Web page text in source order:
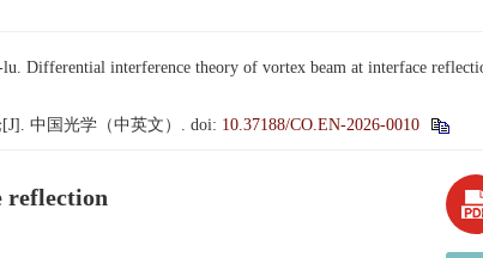
Differential interference theory of vortex beam at interface
中国光学（中英文）. doi: 10.37188/CO.EN-2026-0010
reflection